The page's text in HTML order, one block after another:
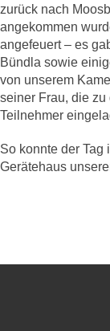
zurück nach
angekommen
angefeuert – es
Bündla sowie
von unserem
seiner Frau, die
Teilnehmer
So konnte der
Gerätehaus